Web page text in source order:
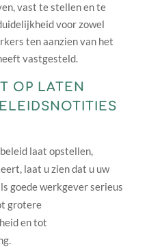
vast te stellen en te
voor zowel
ten aanzien van het
vastgesteld.
OP LATEN
laat opstellen,
laat u zien dat u uw
goede werkgever serieus
grotere
en tot